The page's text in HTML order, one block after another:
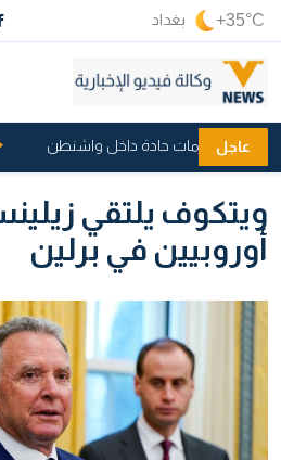
+35°C بغداد
عاجل
وتثير أزمات حادة داخل واشنطن
ويتكوف يلتقي
أوروبيين في برلين